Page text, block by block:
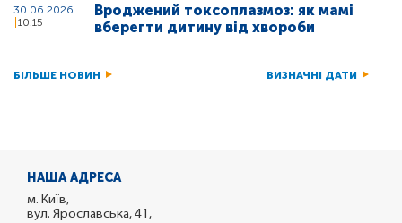
30.06.2026
10:15
Вроджений токсоплазмоз: як мамі
вберегти дитину від хвороби
БІЛЬШЕ НОВИН ВИЗНАЧНІ ДАТИ
НАША АДРЕСА
м. Київ,
вул. Ярославська, 41,